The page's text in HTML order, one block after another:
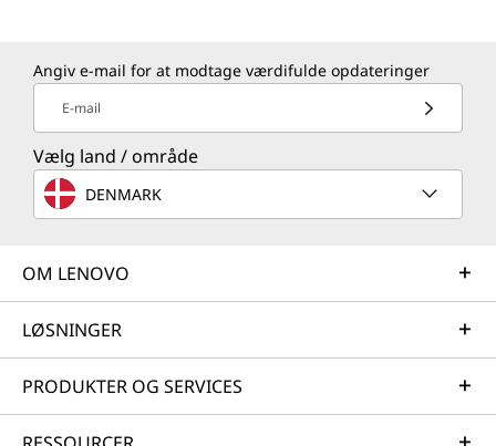
Angiv e-mail for at modtage værdifulde opdateringer
E-mail
Vælg land / område
DENMARK
OM LENOVO
LØSNINGER
PRODUKTER OG SERVICES